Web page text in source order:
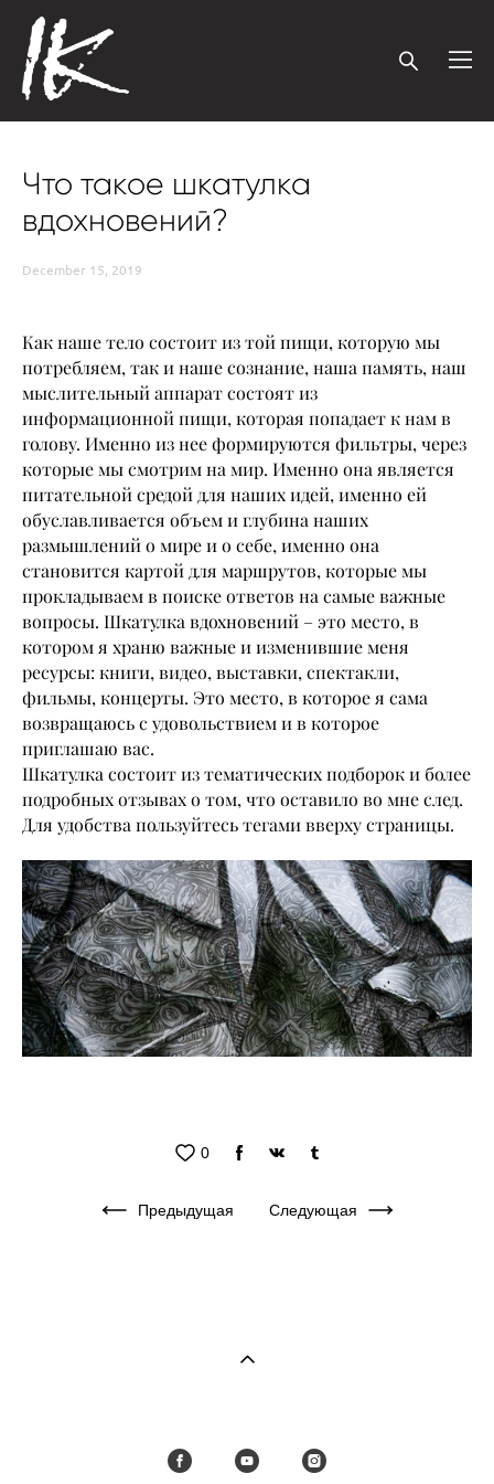
December 15, 2019
Что такое шкатулка
вдохновений?
Как наше тело состоит из той пищи, которую мы
потребляем, так и наше сознание, наша память, наш
мыслительный аппарат состоят из
информационной пищи, которая попадает к нам в
голову. Именно из нее формируются фильтры, через
которые мы смотрим на мир. Именно она является
питательной средой для наших идей, именно ей
обуславливается объем и глубина наших
размышлений о мире и о себе, именно она
становится картой для маршрутов, которые мы
прокладываем в поиске ответов на самые важные
вопросы. Шкатулка вдохновений – это место, в
котором я храню важные и изменившие меня
ресурсы: книги, видео, выставки, спектакли,
фильмы, концерты. Это место, в которое я сама
возвращаюсь с удовольствием и в которое
приглашаю вас.
Шкатулка состоит из тематических подборок и более
подробных отзывах о том, что оставило во мне след.
Для удобства пользуйтесь тегами вверху страницы.
0
Предыдущая Следующая